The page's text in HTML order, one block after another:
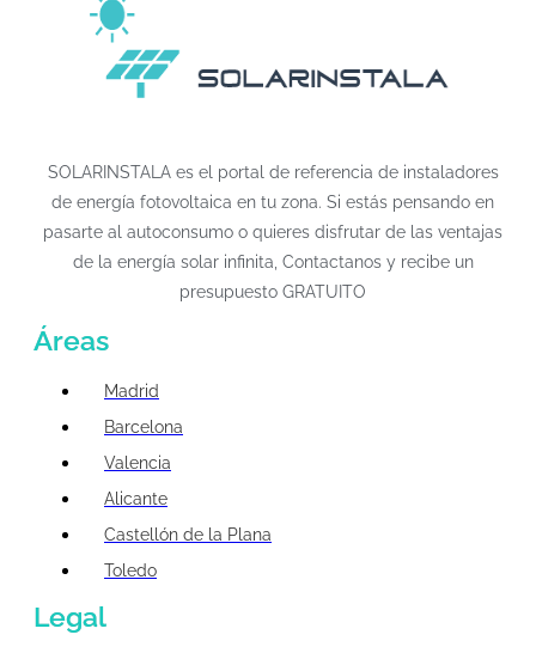
SOLARINSTALA es el portal de referencia de instaladores
de energía fotovoltaica en tu zona. Si estás pensando en
pasarte al autoconsumo o quieres disfrutar de las ventajas
de la energía solar infinita, Contactanos y recibe un
presupuesto GRATUITO
Áreas
Madrid
Barcelona
Valencia
Alicante
Castellón de la Plana
Toledo
Legal